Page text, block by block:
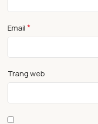
Email*
Trang web